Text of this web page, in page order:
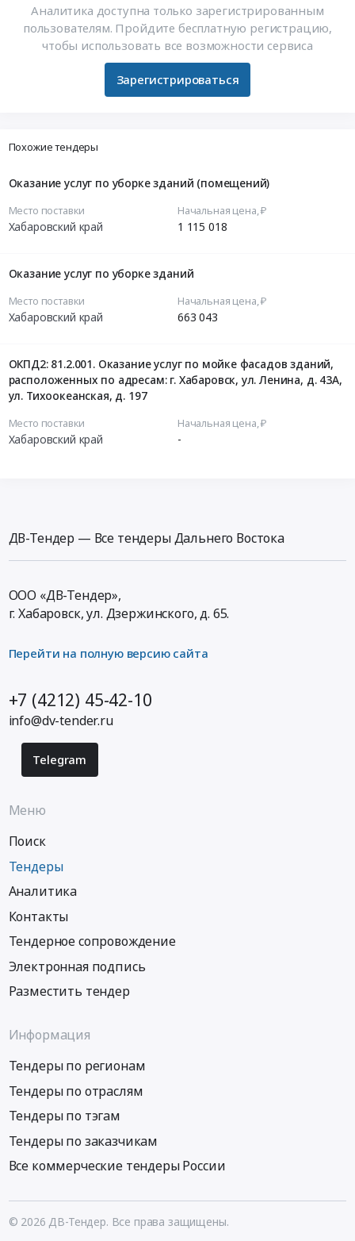
Аналитика доступна только зарегистрированным
пользователям. Пройдите бесплатную регистрацию,
чтобы использовать все возможности сервиса
Зарегистрироваться
Похожие тендеры
Оказание услуг по уборке зданий (помещений)
Место поставки
Хабаровский край
Начальная цена, ₽
1 115 018
Оказание услуг по уборке зданий
Место поставки
Хабаровский край
Начальная цена, ₽
663 043
ОКПД2: 81.2.001. Оказание услуг по мойке фасадов зданий,
расположенных по адресам: г. Хабаровск, ул. Ленина, д. 43А,
ул. Тихоокеанская, д. 197
Место поставки
Хабаровский край
Начальная цена, ₽
-
ДВ-Тендер — Все тендеры Дальнего Востока
ООО «ДВ-Тендер»,
г. Хабаровск,ул. Дзержинского, д. 65.
Перейти на полную версию сайта
+7 (4212) 45-42-10
info@dv-tender.ru
Telegram
Меню
Поиск
Тендеры
Аналитика
Контакты
Тендерное сопровождение
Электронная подпись
Разместить тендер
Информация
Тендеры по регионам
Тендеры по отраслям
Тендеры по тэгам
Тендеры по заказчикам
Все коммерческие тендеры России
© 2026 ДВ-Тендер. Все права защищены.